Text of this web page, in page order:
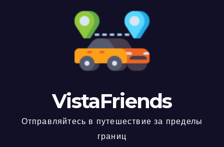
VistaFriends
Отправляйтесь в путешествие за пределы
границ